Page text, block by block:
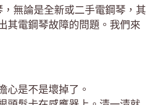
無論是全新或二手電鋼琴，其
其電鋼琴故障的問題。我們來
心是不是壞掉了。